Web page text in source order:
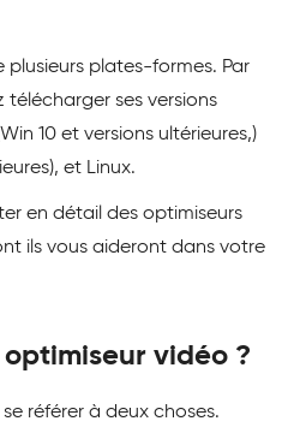
plates-formes. Par
ses versions
10 et versions ultérieures,)
et Linux.
en détail des optimiseurs
ils vous aideront dans votre
optimiseur vidéo ?
référer à deux choses.